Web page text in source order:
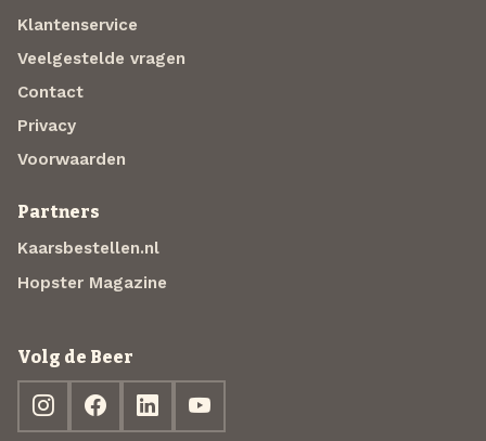
Klantenservice
Veelgestelde vragen
Contact
Privacy
Voorwaarden
Partners
Kaarsbestellen.nl
Hopster Magazine
Volg de Beer